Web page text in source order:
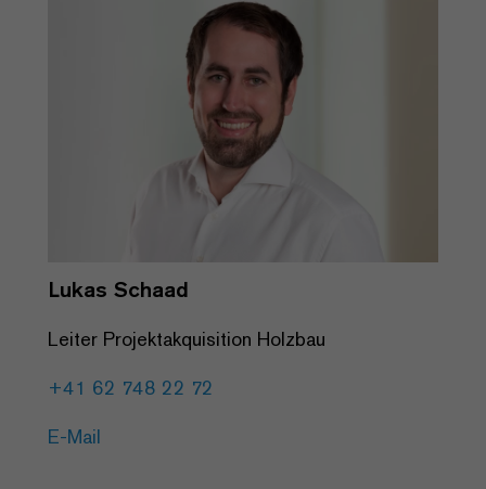
Lukas Schaad
Leiter Projektakquisition Holzbau
+41 62 748 22 72
E-Mail